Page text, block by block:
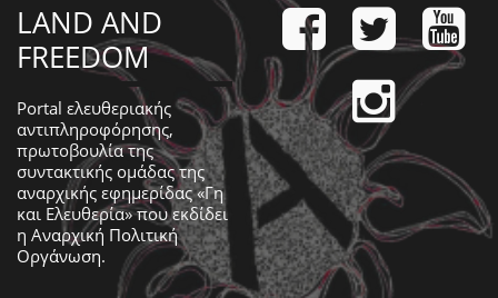
LAND AND
FREEDOM
Portal ελευθεριακής
αντιπληροφόρησης,
πρωτοβουλία της
συντακτικής ομάδας της
αναρχικής εφημερίδας «Γη
και Ελευθερία» που εκδίδει
η Αναρχική Πολιτική
Οργάνωση.